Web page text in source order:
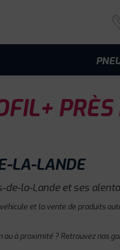
LA-LANDE
de-la-Lande et ses
et la vente de produits
à proximité ? Retrouvez nos